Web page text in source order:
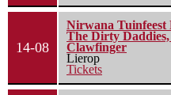
14-08
Nirwana Tuinfeest
The Dirty
Clawfinger
Lierop
Tickets